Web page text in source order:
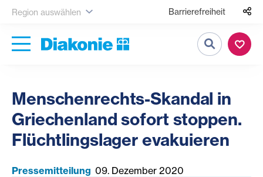
Region auswählen Barrierefreiheit
Suche
Menschenrechts-Skandal in
Griechenland sofort stoppen.
Flüchtlingslager evakuieren
Pressemitteilung 09. Dezember 2020